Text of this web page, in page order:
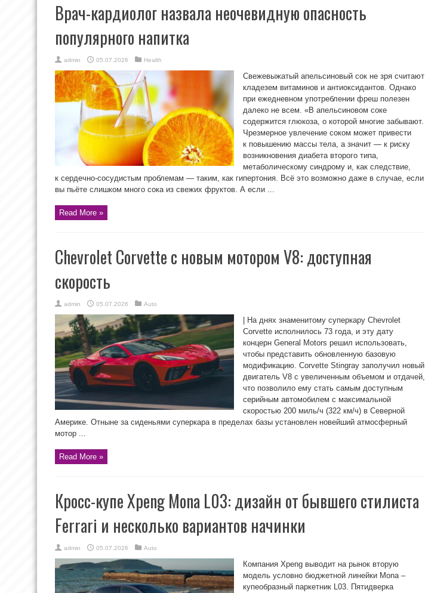
Врач-кардиолог назвала неочевидную опасность
популярного напитка
admin 05.07.2026 Health
Свежевыжатый апельсиновый сок не зря считают
кладезем витаминов и антиоксидантов. Однако
при ежедневном употреблении фреш полезен
далеко не всем. «В апельсиновом соке
содержится глюкоза, о которой многие забывают.
Чрезмерное увлечение соком может привести
к повышению массы тела, а значит — к риску
возникновения диабета второго типа,
метаболическому синдрому и, как следствие,
к сердечно-сосудистым проблемам — таким, как гипертония. Всё это возможно даже в случае, если
вы пьёте слишком много сока из свежих фруктов. А если ...
Read More »
Chevrolet Corvette c новым мотором V8: доступная
скорость
admin 05.07.2026 Auto
| На днях знаменитому суперкару Chevrolet
Corvette исполнилось 73 года, и эту дату
концерн General Motors решил использовать,
чтобы представить обновленную базовую
модификацию. Corvette Stingray заполучил новый
двигатель V8 с увеличенным объемом и отдачей,
что позволило ему стать самым доступным
серийным автомобилем с максимальной
скоростью 200 миль/ч (322 км/ч) в Северной
Америке. Отныне за сиденьями суперкара в пределах базы установлен новейший атмосферный
мотор ...
Read More »
Кросс-купе Xpeng Mona L03: дизайн от бывшего стилиста
Ferrari и несколько вариантов начинки
admin 05.07.2026 Auto
Компания Xpeng выводит на рынок вторую
модель условно бюджетной линейки Mona –
купеобразный паркетник L03. Пятидверка